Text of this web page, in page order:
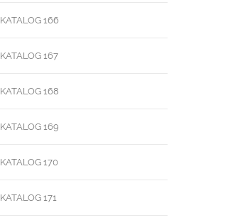
KATALOG 166
KATALOG 167
KATALOG 168
KATALOG 169
KATALOG 170
KATALOG 171